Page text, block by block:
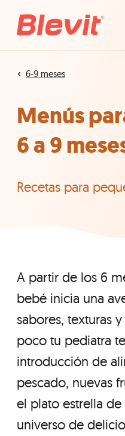
6-9 meses
Menús
6 a 9
Recetas para
A partir de los 6
bebé inicia una
sabores, texturas
poco tu pediatra
introducción de
pescado, nuevas
el plato estrella de
universo de